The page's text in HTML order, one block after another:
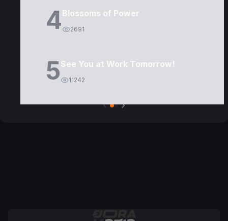
4Blossoms of Power
2691
5See You at Work Tomorrow!
11242